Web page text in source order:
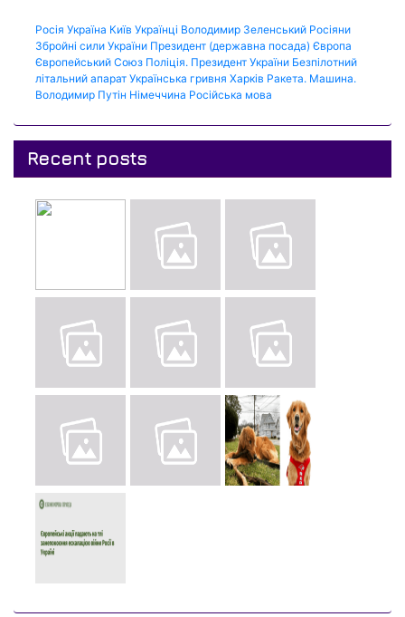
Росія Україна Київ Українці Володимир Зеленський Росіяни
Збройні сили України Президент (державна посада) Європа
Європейський Союз Поліція. Президент України Безпілотний
літальний апарат Українська гривня Харків Ракета. Машина.
Володимир Путін Німеччина Російська мова
Recent posts